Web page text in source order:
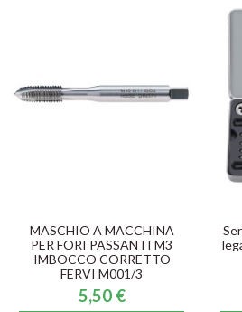
MASCHIO A MACCHINA
PER FORI PASSANTI M3
IMBOCCO CORRETTO
FERVI M001/3
5,50 €